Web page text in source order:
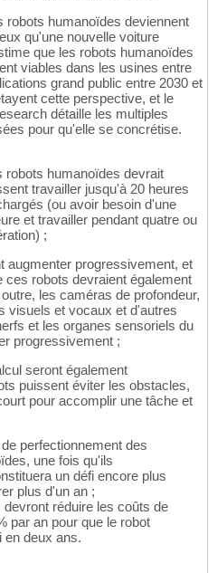
robots humanoïdes deviennent
qu'une nouvelle voiture
que les robots humanoïdes
viables dans les usines entre
grand public entre 2030 et
cette perspective, et le
détaille les multiples
pour qu'elle se concrétise.
robots humanoïdes devrait
travailler jusqu'à 20 heures
(ou avoir besoin d'une
et travailler pendant quatre ou
;
augmenter progressivement, et
ces robots devraient également
les caméras de profondeur,
visuels et vocaux et d'autres
et les organes sensoriels du
progressivement ;
seront également
puissent éviter les obstacles,
pour accomplir une tâche et
perfectionnement des
une fois qu'ils
un défi encore plus
plus d'un an ;
réduire les coûts de
par an pour que le robot
en deux ans.